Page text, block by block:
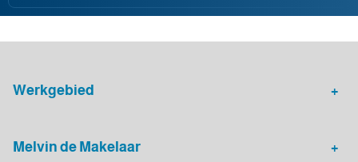
Werkgebied
Melvin de Makelaar